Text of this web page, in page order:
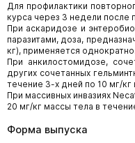
Для профилактики
курса через 3 недели после
При аскаридозе и
паразитами, доза,
кг), применяется однократно.
При анкилостомидозе,
других сочетанных
течение 3-х дней по 10 мг/кг
При массивных инвазиях
20 мг/кг массы тела в
Форма выпуска